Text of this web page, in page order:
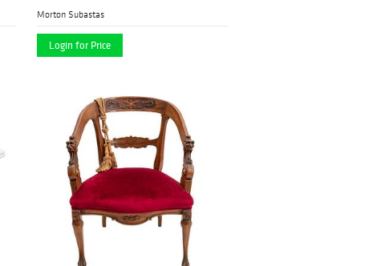
de sillones.
Morton Subastas
Login for Price